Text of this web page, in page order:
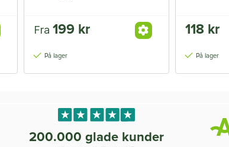
Fra199 kr
På lager
118 kr
På lager
200.000 glade kunder